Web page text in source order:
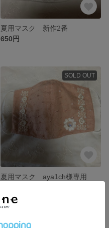
夏用マスク 新作2番
650円
SOLD OUT
夏用マスク aya1ch様専用